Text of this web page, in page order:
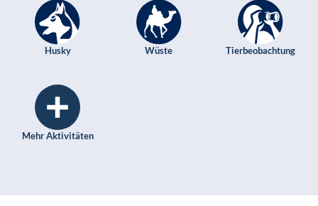
Husky Wüste Tierbeobachtung
Mehr Aktivitäten